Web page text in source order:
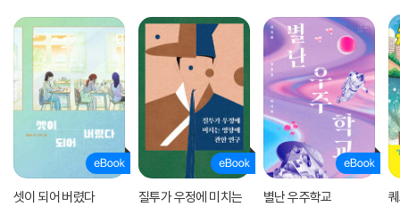
셋이 되어 버렸다
질투가 우정에 미치는
별난 우주학교